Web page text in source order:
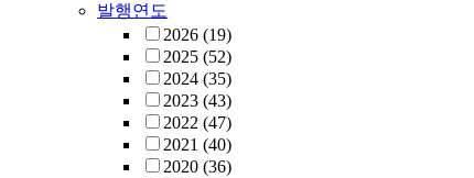
발행연도
2026 (19)
2025 (52)
2024 (35)
2023 (43)
2022 (47)
2021 (40)
2020 (36)